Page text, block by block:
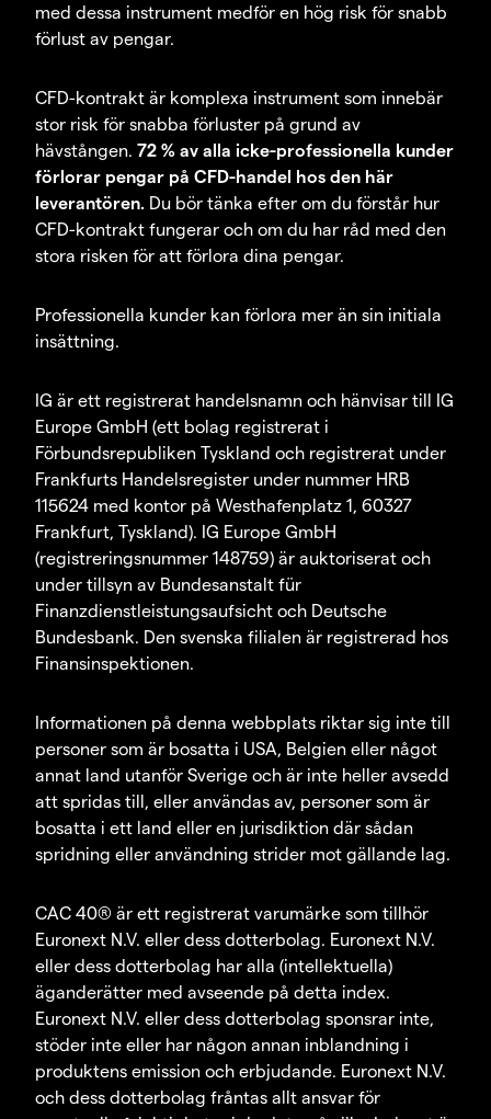
med dessa instrument medför en hög risk för snabb
förlust av pengar.
CFD-kontrakt är komplexa instrument som innebär
stor risk för snabba förluster på grund av
hävstången. 72 % av alla icke-professionella kunder
förlorar pengar på CFD-handel hos den här
leverantören. Du bör tänka efter om du förstår hur
CFD-kontrakt fungerar och om du har råd med den
stora risken för att förlora dina pengar.
Professionella kunder kan förlora mer än sin initiala
insättning.
IG är ett registrerat handelsnamn och hänvisar till IG
Europe GmbH (ett bolag registrerat i
Förbundsrepubliken Tyskland och registrerat under
Frankfurts Handelsregister under nummer HRB
115624 med kontor på Westhafenplatz 1, 60327
Frankfurt, Tyskland). IG Europe GmbH
(registreringsnummer 148759) är auktoriserat och
under tillsyn av Bundesanstalt für
Finanzdienstleistungsaufsicht och Deutsche
Bundesbank. Den svenska filialen är registrerad hos
Finansinspektionen.
Informationen på denna webbplats riktar sig inte till
personer som är bosatta i USA, Belgien eller något
annat land utanför Sverige och är inte heller avsedd
att spridas till, eller användas av, personer som är
bosatta i ett land eller en jurisdiktion där sådan
spridning eller användning strider mot gällande lag.
CAC 40® är ett registrerat varumärke som tillhör
Euronext N.V. eller dess dotterbolag. Euronext N.V.
eller dess dotterbolag har alla (intellektuella)
äganderätter med avseende på detta index.
Euronext N.V. eller dess dotterbolag sponsrar inte,
stöder inte eller har någon annan inblandning i
produktens emission och erbjudande. Euronext N.V.
och dess dotterbolag fråntas allt ansvar för